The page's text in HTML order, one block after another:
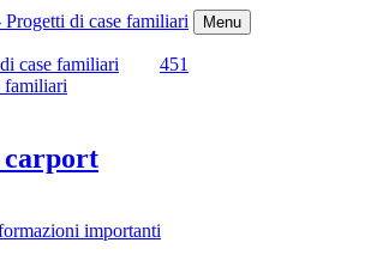
Menu
case familiari
451
familiari
carport
importanti